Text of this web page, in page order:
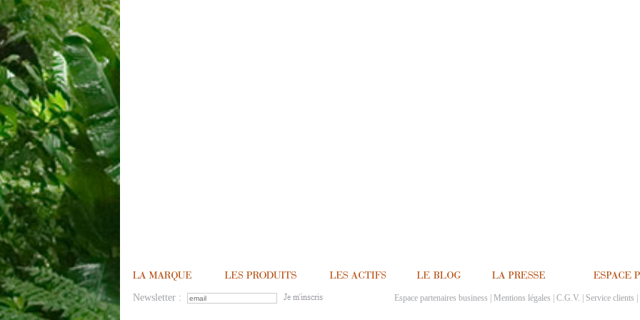
Newsletter : Espace partenaires business | Mentions légales | C.G.V. | Service clients |